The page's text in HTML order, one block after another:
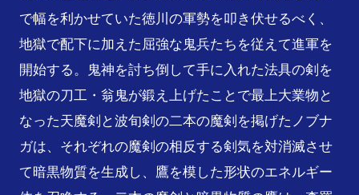
で幅を利かせていた徳川の軍勢を叩き伏せるべく、
地獄で配下に加えた屈強な鬼兵たちを従えて進軍を
開始する。鬼神を討ち倒して手に入れた法具の剣を
地獄の刀工・翁鬼が鍛え上げたことで最上大業物と
なった天魔剣と波旬剣の二本の魔剣を掲げたノブナ
ガは、それぞれの魔剣の相反する剣気を対消滅させ
て暗黒物質を生成し、鷹を模した形状のエネルギー